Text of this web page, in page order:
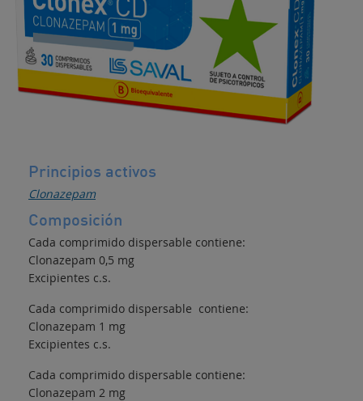
Principios activos
Clonazepam
Composición
Cada comprimido dispersable contiene:
Clonazepam 0,5 mg
Excipientes c.s.
Cada comprimido dispersable contiene:
Clonazepam 1 mg
Excipientes c.s.
Cada comprimido dispersable contiene:
Clonazepam 2 mg